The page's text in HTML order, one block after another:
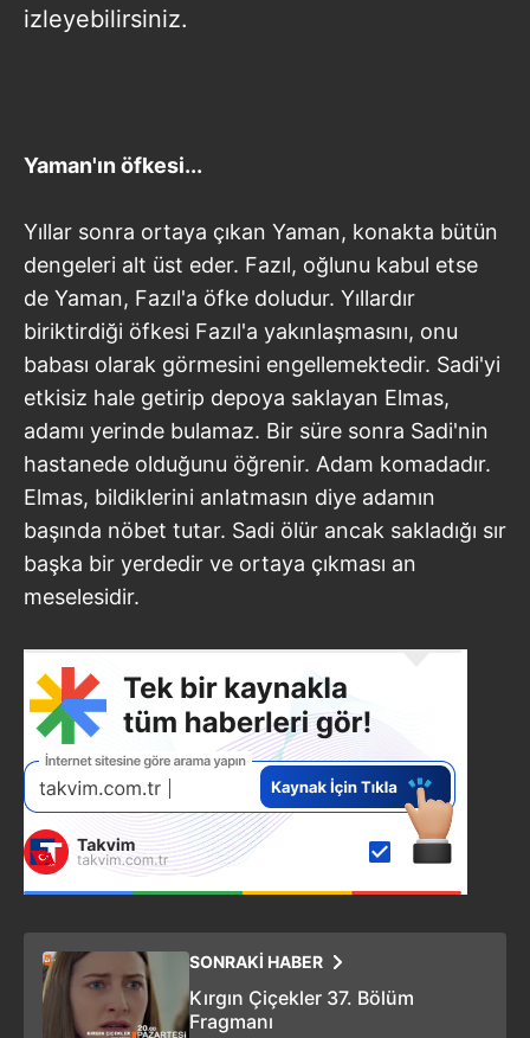
izleyebilirsiniz.
Yaman'ın öfkesi...
Yıllar sonra ortaya çıkan Yaman, konakta bütün
dengeleri alt üst eder. Fazıl, oğlunu kabul etse
de Yaman, Fazıl'a öfke doludur. Yıllardır
biriktirdiği öfkesi Fazıl'a yakınlaşmasını, onu
babası olarak görmesini engellemektedir. Sadi'yi
etkisiz hale getirip depoya saklayan Elmas,
adamı yerinde bulamaz. Bir süre sonra Sadi'nin
hastanede olduğunu öğrenir. Adam komadadır.
Elmas, bildiklerini anlatmasın diye adamın
başında nöbet tutar. Sadi ölür ancak sakladığı sır
başka bir yerdedir ve ortaya çıkması an
meselesidir.
SONRAKİ HABER
Kırgın Çiçekler 37. Bölüm
Fragmanı